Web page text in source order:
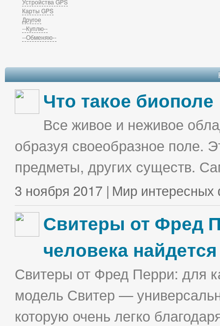
Устройства GPS
Карты GPS
Другое
--Куплю--
--Обменяю--
Что такое биополе
Все живое и неживое
образуя своеобразное поле.
предметы, других существ.
3 ноября 2017 | Мир интересных
Свитеры от Фред
человека
Свитеры от Фред Перри: для
модель Свитер —
которую очень легко